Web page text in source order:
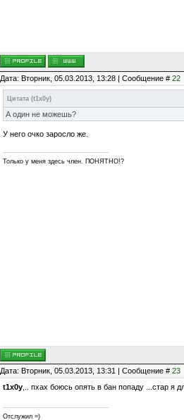
Дата: Вторник, 05.03.2013, 13:28 | Сообщение # 22
Цитата (t1x0y)
А один не можешь?
У него очко заросло же.
Только у меня здесь член. ПОНЯТНО!?
Дата: Вторник, 05.03.2013, 13:31 | Сообщение # 23
t1x0y ,.. пхах боюсь опять в бан попаду ...стар я
Отслужил =)